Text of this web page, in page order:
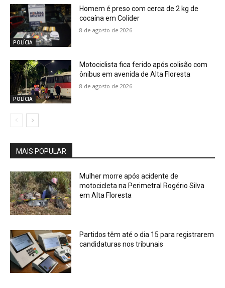
POLÍCIA
Homem é preso com cerca de 2 kg de
cocaína em Colíder
8 de agosto de 2026
POLÍCIA
Motociclista fica ferido após colisão com
ônibus em avenida de Alta Floresta
8 de agosto de 2026
MAIS POPULAR
Mulher morre após acidente de
motocicleta na Perimetral Rogério Silva
em Alta Floresta
Partidos têm até o dia 15 para registrarem
candidaturas nos tribunais